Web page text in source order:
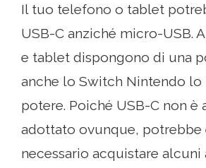
Il tuo telefono o tablet
USB-C anziché micro-USB.
e tablet dispongono di una
anche lo Switch Nintendo lo
potere. Poiché USB-C non è
adottato ovunque, potrebbe
necessario acquistare alcuni